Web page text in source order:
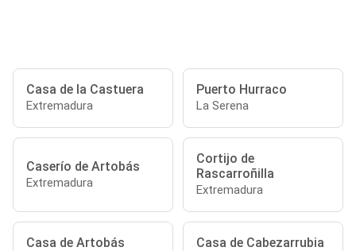
Casa de la Castuera
Extremadura
Puerto Hurraco
La Serena
Caserío de Artobás
Extremadura
Cortijo de
Rascarroñilla
Extremadura
Casa de Artobás Casa de Cabezarrubia